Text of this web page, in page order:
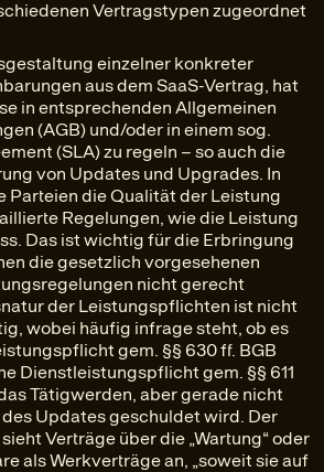
Vertragstypen zugeordnet
einzelner konkreter
aus dem SaaS-Vertrag, hat
in entsprechenden Allgemeinen
(AGB) und/oder in einem sog.
(SLA) zu regeln – so auch die
von Updates und Upgrades. In
Parteien die Qualität der Leistung
Regelungen, wie die Leistung
Das ist wichtig für die Erbringung
die gesetzlich vorgesehenen
nicht gerecht
der Leistungspflichten ist nicht
wobei häufig infrage steht, ob es
gem. §§ 630 ff. BGB
Dienstleistungspflicht gem. §§ 611
Tätigwerden, aber gerade nicht
Updates geschuldet wird. Der
Verträge über die „Wartung“ oder
als Werkverträge an, „soweit sie auf